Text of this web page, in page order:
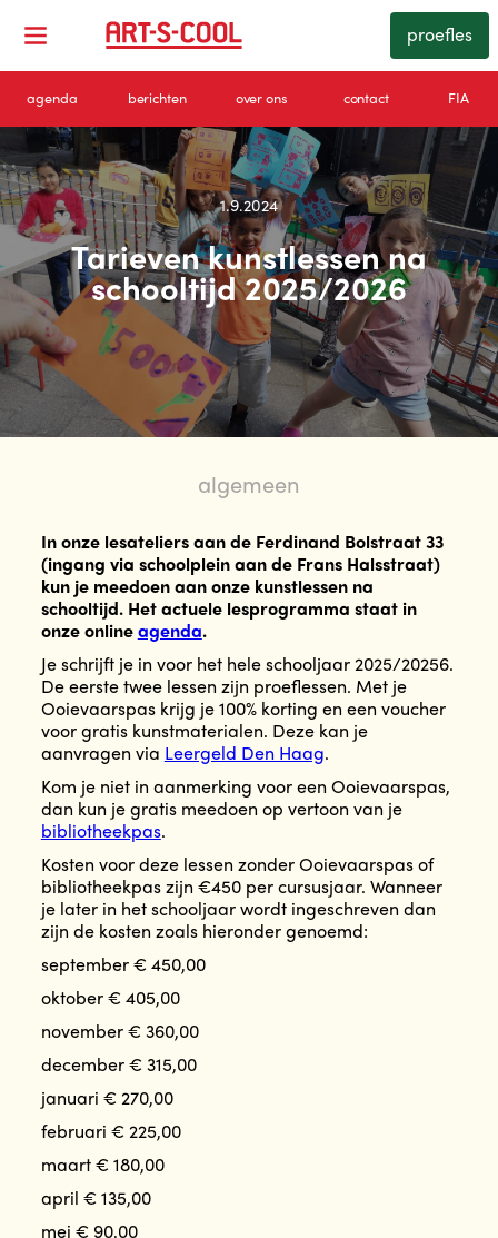
proefles
agenda berichten over ons contact FIA
1.9.2024
Tarieven kunstlessen na
schooltijd 2025/2026
algemeen
In onze lesateliers aan de Ferdinand Bolstraat 33
(ingang via schoolplein aan de Frans Halsstraat)
kun je meedoen aan onze kunstlessen na
schooltijd. Het actuele lesprogramma staat in
onze onlineagenda.
Je schrijft je in voor het hele schooljaar 2025/20256.
De eerste twee lessen zijn proeflessen. Met je
Ooievaarspas krijg je 100% korting en een voucher
voor gratis kunstmaterialen. Deze kan je
aanvragen via Leergeld Den Haag.
Kom je niet in aanmerking voor een Ooievaarspas,
dan kun je gratis meedoen op vertoon van je
bibliotheekpas.
Kosten voor deze lessen zonder Ooievaarspas of
bibliotheekpas zijn €450 per cursusjaar. Wanneer
je later in het schooljaar wordt ingeschreven dan
zijn de kosten zoals hieronder genoemd:
september € 450,00
oktober € 405,00
november € 360,00
december € 315,00
januari € 270,00
februari € 225,00
maart € 180,00
april € 135,00
mei € 90,00